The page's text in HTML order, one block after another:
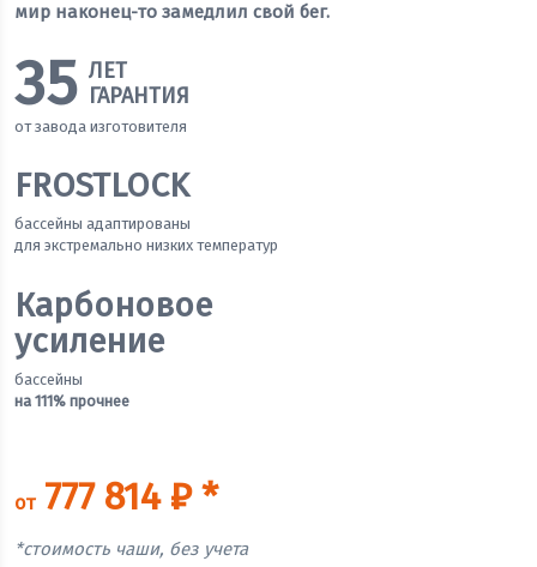
мир наконец-то замедлил свой бег.
35 ЛЕТ
ГАРАНТИЯ
от завода изготовителя
FROSTLOCK
бассейны адаптированы
для экстремально низких температур
Карбоновое
усиление
бассейны
на 111% прочнее
от777 814 ₽ *
*стоимость чаши, без учета